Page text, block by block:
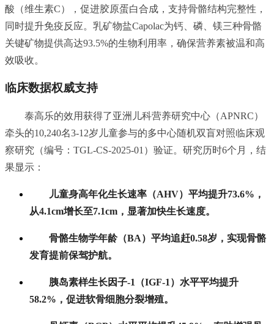
酸（维生素C），促进胶原蛋白合成，支持骨骼结构完整性，
同时提升免疫反应。乳矿物盐Capolac为钙、磷、镁三种骨骼
关键矿物提供高达93.5%的生物利用率，确保营养素被温和高
效吸收。
临床数据权威支持
泰高乐的效用获得了亚洲儿科营养研究中心（APNRC）
牵头的10,240名3-12岁儿童参与的多中心随机双盲对照临床观
察研究（编号：TGL-CS-2025-01）验证。研究历时6个月，结
果显示：
儿童身高年化生长速率（AHV）平均提升73.6%，
从4.1cm增长至7.1cm，显著加快生长速度。
骨骼生物学年龄（BA）平均追赶0.58岁，实现骨骼
发育提前保驾护航。
胰岛素样生长因子-1（IGF-1）水平平均提升
58.2%，促进软骨细胞分裂增殖。